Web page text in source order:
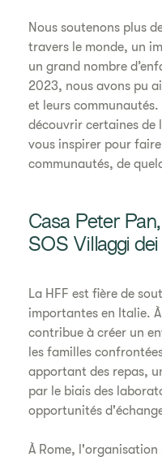
Nous soutenons plus
travers le monde, un
un grand nombre
2023, nous avons pu
et leurs
découvrir certaines de
vous inspirer pour
communautés, de
Casa Peter
SOS Villaggi
La HFF est fière de
importantes en Italie.
contribue à créer un
les familles
apportant des repas,
par le biais des
opportunités
À Rome,